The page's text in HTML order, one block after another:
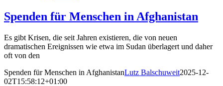
Spenden für Menschen in Afghanistan
Es gibt Krisen, die seit Jahren existieren, die von neuen
dramatischen Ereignissen wie etwa im Sudan überlagert und daher
oft von den
Spenden für Menschen in AfghanistanLutz Balschuweit2025-12-
02T15:58:12+01:00